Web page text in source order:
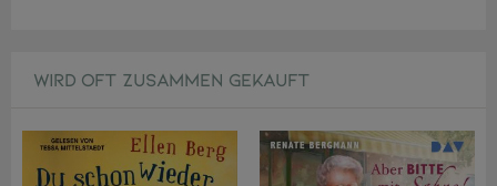
WIRD OFT ZUSAMMEN GEKAUFT